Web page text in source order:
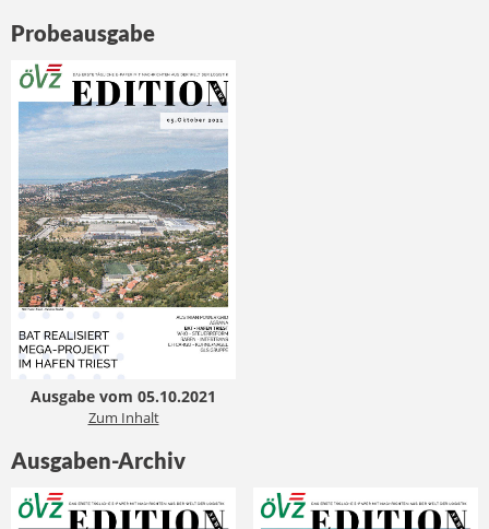
Probeausgabe
Ausgabe vom 05.10.2021
Zum Inhalt
Ausgaben-Archiv